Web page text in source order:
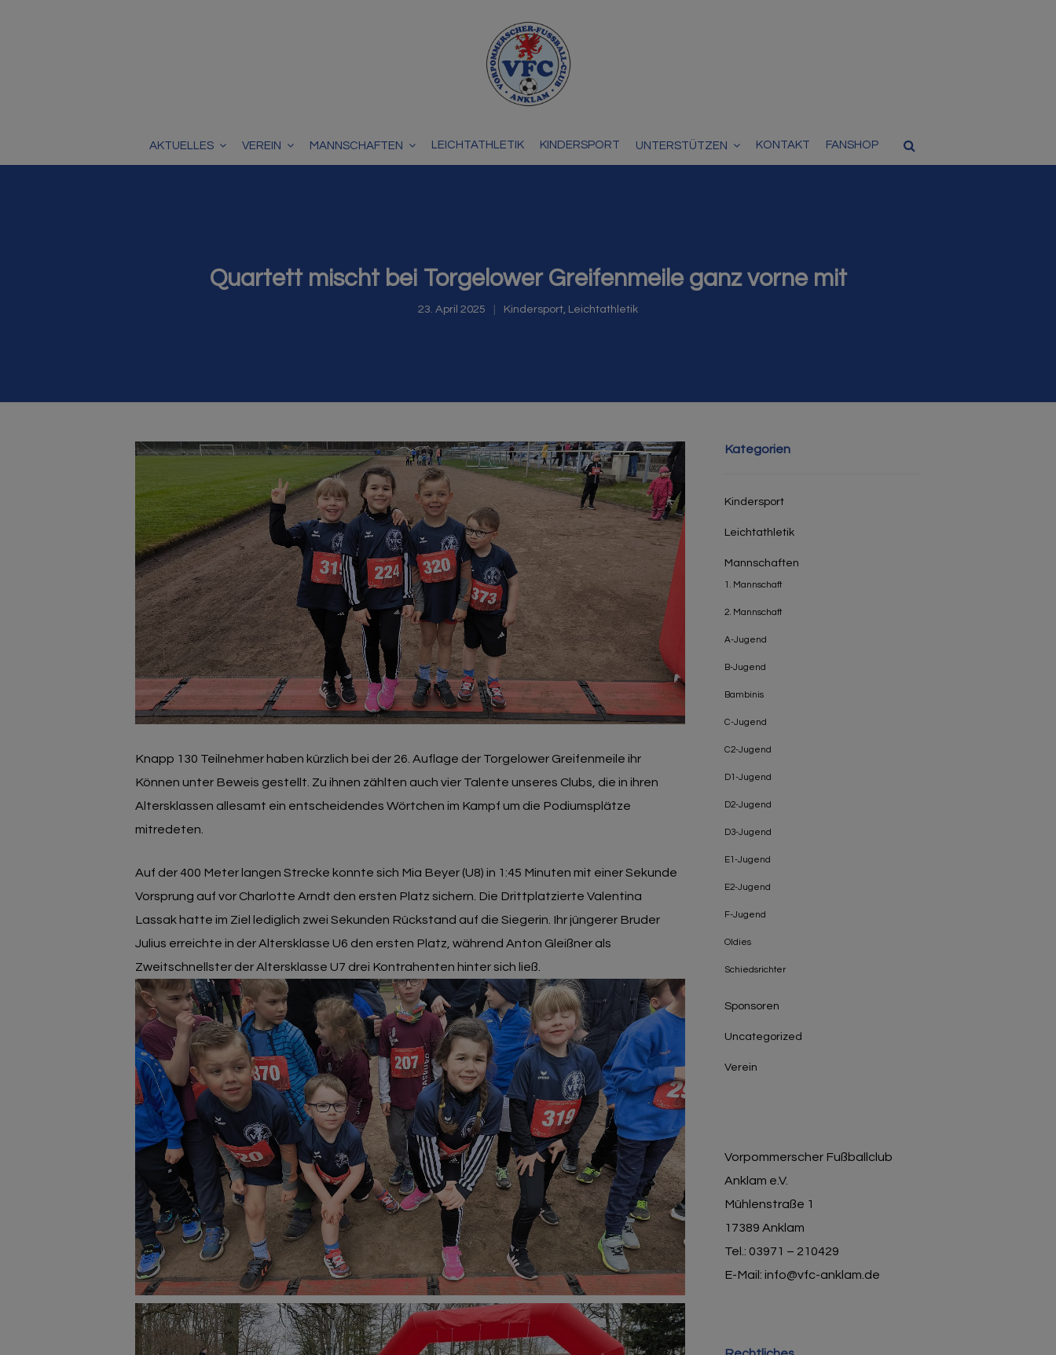
AKTUELLES VEREIN MANNSCHAFTEN LEICHTATHLETIK KINDERSPORT UNTERSTÜTZEN KONTAKT FANSHOP
Quartett mischt bei Torgelower Greifenmeile ganz vorne mit
23. April 2025 Kindersport, Leichtathletik
Knapp 130 Teilnehmer haben kürzlich bei der 26. Auflage der Torgelower Greifenmeile ihr
Können unter Beweis gestellt. Zu ihnen zählten auch vier Talente unseres Clubs, die in ihren
Altersklassen allesamt ein entscheidendes Wörtchen im Kampf um die Podiumsplätze
mitredeten.
Auf der 400 Meter langen Strecke konnte sich Mia Beyer (U8) in 1:45 Minuten mit einer Sekunde
Vorsprung auf vor Charlotte Arndt den ersten Platz sichern. Die Drittplatzierte Valentina
Lassak hatte im Ziel lediglich zwei Sekunden Rückstand auf die Siegerin. Ihr jüngerer Bruder
Julius erreichte in der Altersklasse U6 den ersten Platz, während Anton Gleißner als
Zweitschnellster der Altersklasse U7 drei Kontrahenten hinter sich ließ.
Kategorien
Kindersport
Leichtathletik
Mannschaften
1. Mannschaft
2. Mannschaft
A-Jugend
B-Jugend
Bambinis
C-Jugend
C2-Jugend
D1-Jugend
D2-Jugend
D3-Jugend
E1-Jugend
E2-Jugend
F-Jugend
Oldies
Schiedsrichter
Sponsoren
Uncategorized
Verein
Vorpommerscher Fußballclub
Anklam e.V.
Mühlenstraße 1
17389 Anklam
Tel.: 03971 – 210429
E-Mail: info@vfc-anklam.de